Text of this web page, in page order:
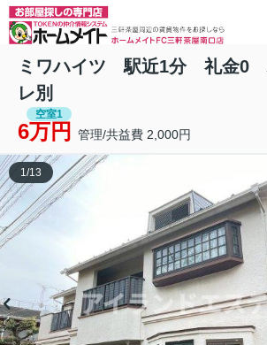
ミワハイツ 駅近1分 礼金0
レ別
空室1
6万円 管理/共益費 2,000円
1/13